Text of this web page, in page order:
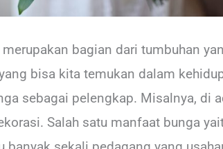
bagian dari tumbuhan
bisa kita temukan dalam
sebagai pelengkap. Misalnya, di
Salah satu manfaat bunga